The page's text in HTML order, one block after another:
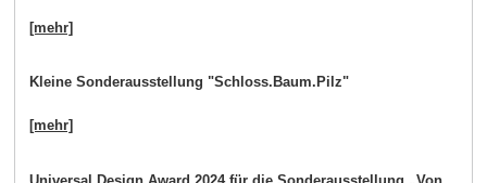
[mehr]
Kleine Sonderausstellung "Schloss.Baum.Pilz"
[mehr]